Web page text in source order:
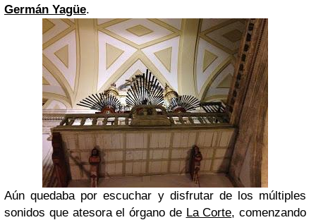
Germán Yagüe.
Aún quedaba por escuchar y disfrutar de los múltiples
sonidos que atesora el órgano de La Corte, comenzando